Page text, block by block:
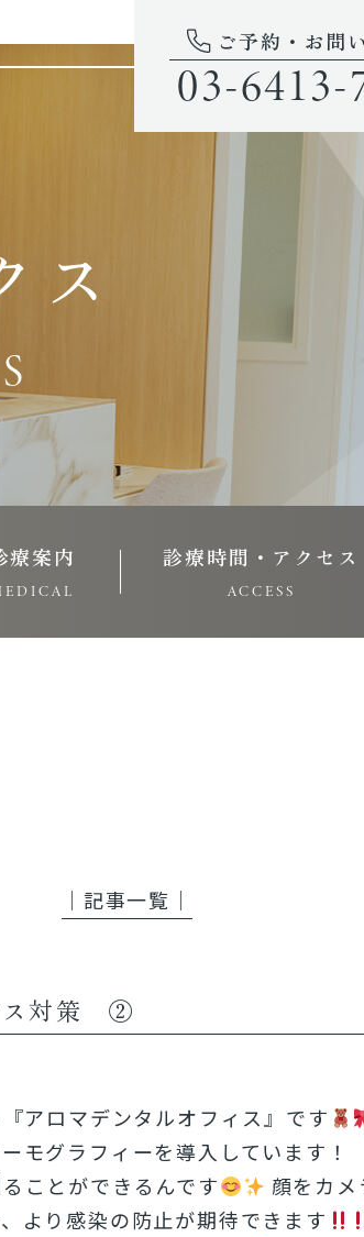
ご予約・お問
03-6413-
ス
療案内 診療時間・アクセス
ACCESS
│記事一覧│
ス対策 ②
アロマデンタルオフィス』です
モグラフィーを導入しています ！
ことができるんです
顔をカ
より感染の防止が期待できます